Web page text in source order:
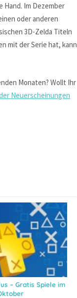
Hand. Im Dezember
oder anderen
3D-Zelda Titeln
mit der Serie hat, kann
Monaten? Wollt Ihr
Neuerscheinungen
– Gratis Spiele im